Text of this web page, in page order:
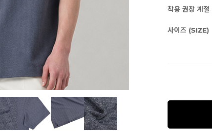
착용 권장 계절
사이즈 (SIZE)